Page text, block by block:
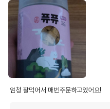
엄청 잘먹어서 매번주문하고있어요!